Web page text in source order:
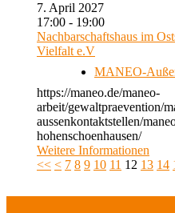
7. April 2027
17:00 - 19:00
Nachbarschaftshaus im
Vielfalt e.V
MANEO-
https://maneo.de/maneo-
arbeit/gewaltpraevention/
aussenkontaktstellen/
hohenschoenhausen/
Weitere Informationen
<< < 7 8 9 10 11 12 13 14